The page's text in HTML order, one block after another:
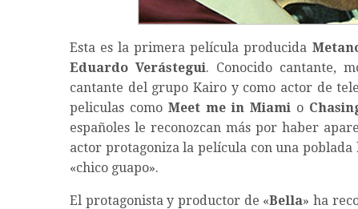
Esta es la primera película producida
Eduardo Verástegui. Conocido cantante,
cantante del grupo Kairo y como actor de
peliculas como Meet me in Miamio
españoles le reconozcan más por haber
actor protagoniza la película con una
«chico guapo».
El protagonista y productor de «Bella» ha